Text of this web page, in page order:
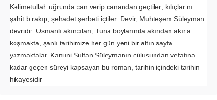
Kelimetullah uğrunda can verip canandan geçtiler; kılıçlarını
şahit bırakıp, şehadet şerbeti içtiler. Devir, Muhteşem Süleyman
devridir. Osmanlı akıncıları, Tuna boylarında akından akına
koşmakta, şanlı tarihimize her gün yeni bir altın sayfa
yazmaktalar. Kanuni Sultan Süleymanın cülusundan vefatına
kadar geçen süreyi kapsayan bu roman, tarihin içindeki tarihin
hikayesidir